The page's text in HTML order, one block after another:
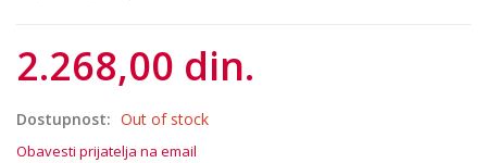
2.268,00 din.
Dostupnost: Out of stock
Obavesti prijatelja na email